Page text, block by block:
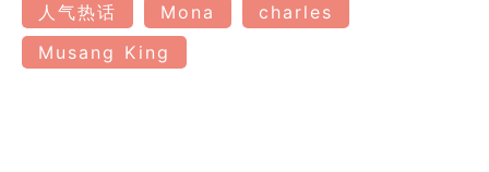
人气热话
Mona
charles
Musang King